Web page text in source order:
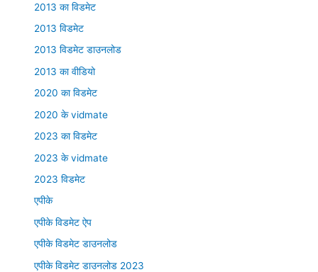
2013 का विडमेट
2013 विडमेट
2013 विडमेट डाउनलोड
2013 का वीडियो
2020 का विडमेट
2020 के vidmate
2023 का विडमेट
2023 के vidmate
2023 विडमेट
एपीके
एपीके विडमेट ऐप
एपीके विडमेट डाउनलोड
एपीके विडमेट डाउनलोड 2023